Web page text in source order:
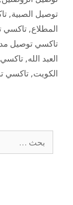
توصيل الصبية,
المطلاع, تاكسي
تاكسي توصيل
العبد الله, تاكسي
الكويت, تاكسي